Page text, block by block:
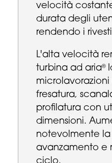
velocità
durata degli
rendendo i
L'alta velocità
turbina ad aria®
microlavorazioni
fresatura,
profilatura con
dimensioni.
notevolmente
avanzamento e
ciclo.